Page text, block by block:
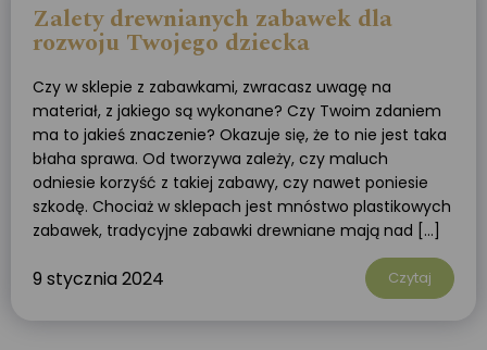
Zalety drewnianych zabawek dla
rozwoju Twojego dziecka
Czy w sklepie z zabawkami, zwracasz uwagę na
materiał, z jakiego są wykonane? Czy Twoim zdaniem
ma to jakieś znaczenie? Okazuje się, że to nie jest taka
błaha sprawa. Od tworzywa zależy, czy maluch
odniesie korzyść z takiej zabawy, czy nawet poniesie
szkodę. Chociaż w sklepach jest mnóstwo plastikowych
zabawek, tradycyjne zabawki drewniane mają nad […]
9 stycznia 2024 Czytaj